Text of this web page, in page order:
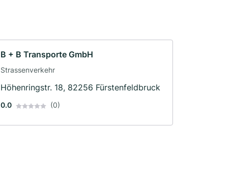
B + B Transporte GmbH
Strassenverkehr
Höhenringstr. 18, 82256 Fürstenfeldbruck
0.0 (0)